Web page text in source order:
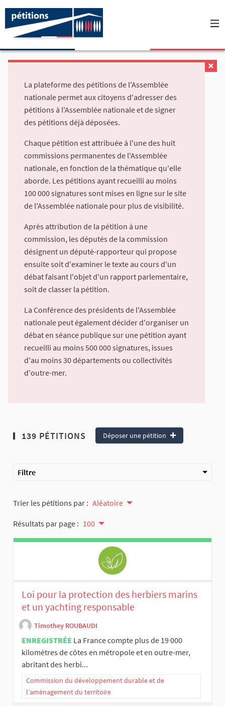
La plateforme des pétitions de l'Assemblée
nationale permet aux citoyens d'adresser des
pétitions à l'Assemblée nationale et de signer
des pétitions déjà déposées.
Chaque pétition est attribuée à l'une des huit
commissions permanentes de l'Assemblée
nationale, en fonction de la thématique qu'elle
aborde. Les pétitions ayant recueilli au moins
100 000 signatures sont mises en ligne sur le site
de l'Assemblée nationale pour plus de visibilité.
Après attribution de la pétition à une
commission, les députés de la commission
désignent un député-rapporteur qui propose
ensuite soit d'examiner le texte au cours d'un
débat faisant l'objet d'un rapport parlementaire,
soit de classer la pétition.
La Conférence des présidents de l'Assemblée
nationale peut également décider d'organiser un
débat en séance publique sur une pétition ayant
recueilli au moins 500 000 signatures, issues
d'au moins 30 départements ou collectivités
d'outre-mer.
139 PÉTITIONS Déposer une pétition
Filtre
Trier les pétitions par : Aléatoire
Résultats par page : 100
Loi pour la protection des herbiers marins
et un yachting responsable
Timothey ROUBAUDI
ENREGISTRÉE La France compte plus de 19 000
kilomètres de côtes en métropole et en outre-mer,
abritant des herbi...
Commission du développement durable et de
l’aménagement du territoire